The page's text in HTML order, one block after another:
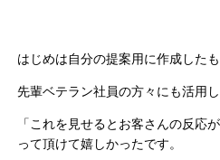
はじめは自分の提案用に作成したも
先輩ベテラン社員の方々にも活用
「これを見せるとお客さんの反応
って頂けて嬉しかったです。